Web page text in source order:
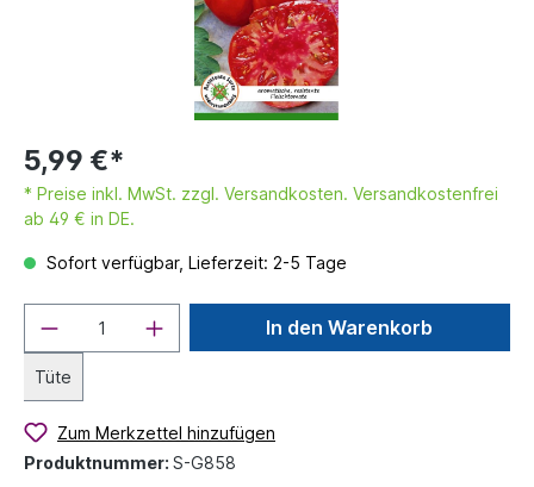
5,99 €*
* Preise inkl. MwSt. zzgl. Versandkosten. Versandkostenfrei
ab 49 € in DE.
Sofort verfügbar, Lieferzeit: 2-5 Tage
Tüte
In den Warenkorb
Zum Merkzettel hinzufügen
Produktnummer: S-G858